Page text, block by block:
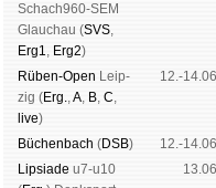
Schach960-SEM
Glau­chau (SVS,
Erg1, Erg2)
Rüben-Open Leip­
zig (Erg.,A, B, C,
live)
12.-
Büchen­bach (DSB)
12.-
Lipsiade u7-u10